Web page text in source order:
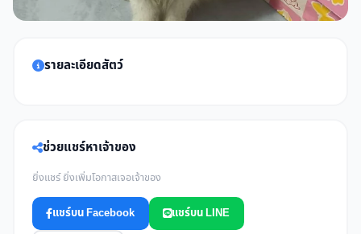
รายละเอียดสัตว์
ช่วยแชร์หาเจ้าของ
ยิ่งแชร์ ยิ่งเพิ่มโอกาสเจอเจ้าของ
แชร์บน Facebook แชร์บน LINE